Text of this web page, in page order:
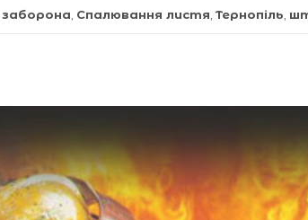
заборона Спалювання листя Тернопіль